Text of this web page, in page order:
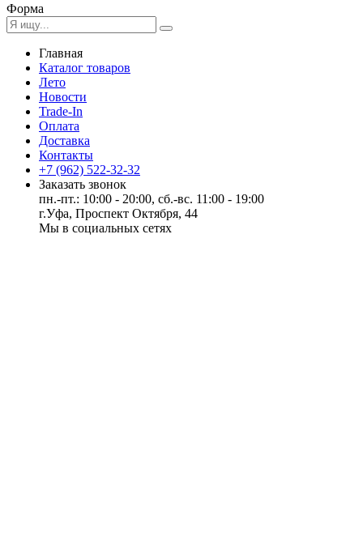
Форма
Главная
Каталог товаров
Лето
Новости
Trade-In
Оплата
Доставка
Контакты
+7 (962) 522-32-32
Заказать звонок
пн.-пт.: 10:00 - 20:00, сб.-вс. 11:00 - 19:00
г.Уфа, Проспект Октября, 44
Мы в социальных сетях